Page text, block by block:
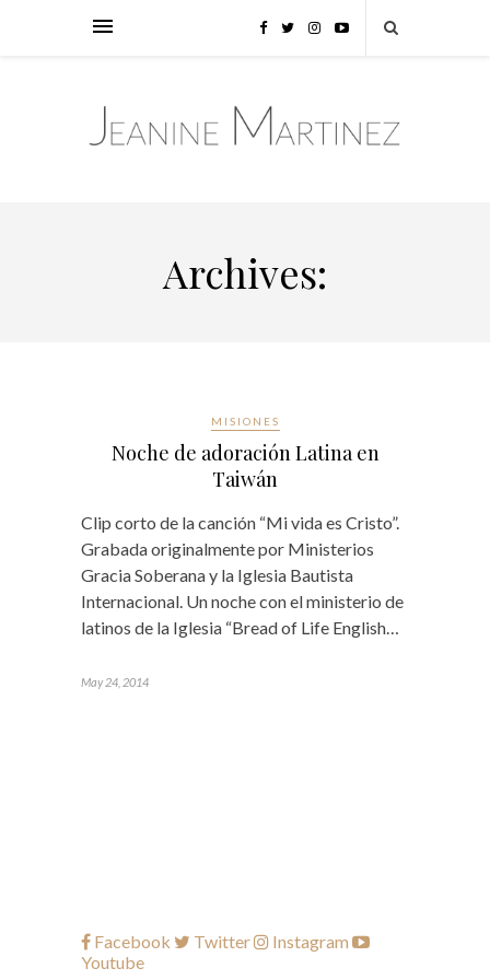
Archives:
MISIONES
Noche de adoración Latina en
Taiwán
Clip corto de la canción “Mi vida es Cristo”.
Grabada originalmente por Ministerios
Gracia Soberana y la Iglesia Bautista
Internacional. Un noche con el ministerio de
latinos de la Iglesia “Bread of Life English…
May 24, 2014
Facebook Twitter
Instagram
Youtube